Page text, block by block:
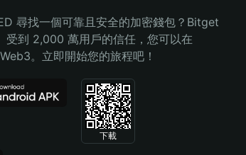
尋找一個可靠且安全的加密錢包？Bitget
受到 2,000 萬用戶的信任，您可以在
。立即開始您的旅程吧！
下載